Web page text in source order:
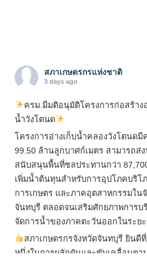
สภาเกษตรกรแห่งชาติ
3 days ago
ครม.มีมติอนุมัติโครงการก่อสร้าง
น้ำวังโตนด
โครงการอ่างเก็บน้ำคลองวังโตนดมี
99.50 ล้านลูกบาศก์เมตร สามารถส่ง
สนับสนุนพื้นที่ชลประทานกว่า
เพิ่มน้ำต้นทุนสำหรับการอุปโภคบริโ
การเกษตร และภาคอุตสาหกรรมใน
จันทบุรี ตลอดจนเสริมศักยภาพการบ
จัดการน้ำของภาคตะวันออกในระยะ
สภาเกษตรกรจังหวัดจันทบุรี ยินดี
หนึ่งในการผลักดันและขับเคลื่อนตา